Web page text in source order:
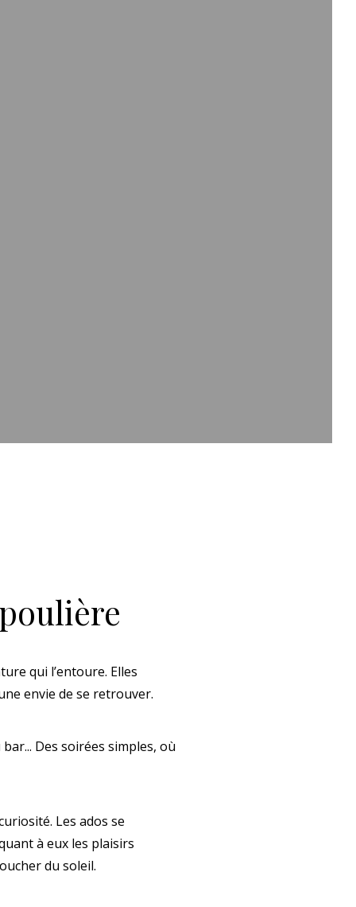
qui l’entoure. Elles
envie de se retrouver.
Des soirées simples, où
Les ados se
à eux les plaisirs
du soleil.